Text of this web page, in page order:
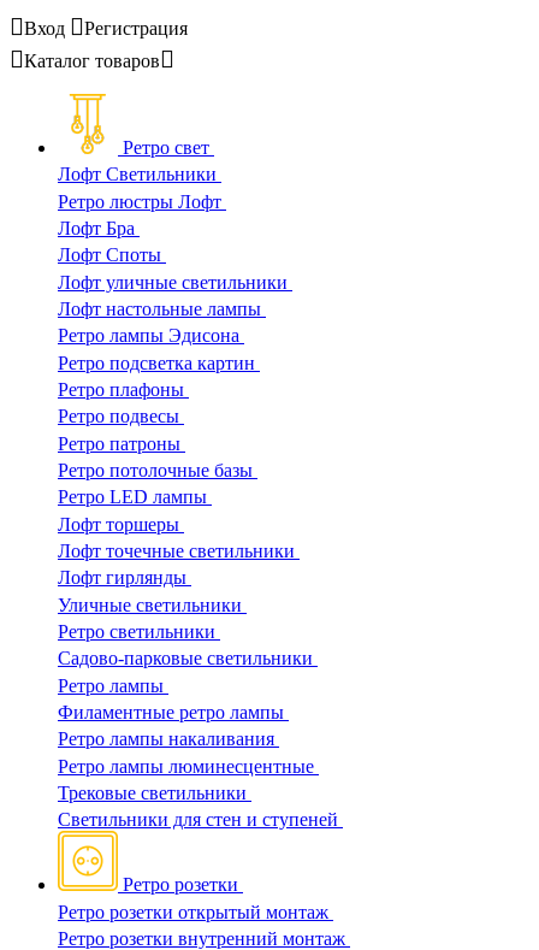
Вход
Регистрация
Каталог товаров
Ретро свет
Лофт Светильники
Ретро люстры Лофт
Лофт Бра
Лофт Споты
Лофт уличные светильники
Лофт настольные лампы
Ретро лампы Эдисона
Ретро подсветка картин
Ретро плафоны
Ретро подвесы
Ретро патроны
Ретро потолочные базы
Ретро LED лампы
Лофт торшеры
Лофт точечные светильники
Лофт гирлянды
Уличные светильники
Ретро светильники
Садово-парковые светильники
Ретро лампы
Филаментные ретро лампы
Ретро лампы накаливания
Ретро лампы люминесцентные
Трековые светильники
Светильники для стен и ступеней
Ретро розетки
Ретро розетки открытый монтаж
Ретро розетки внутренний монтаж